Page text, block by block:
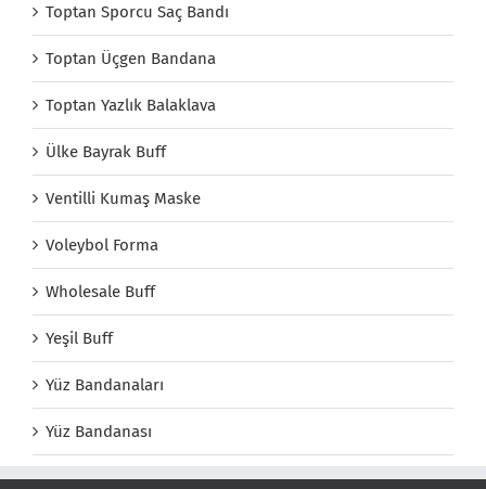
Toptan Sporcu Saç Bandı
Toptan Üçgen Bandana
Toptan Yazlık Balaklava
Ülke Bayrak Buff
Ventilli Kumaş Maske
Voleybol Forma
Wholesale Buff
Yeşil Buff
Yüz Bandanaları
Yüz Bandanası